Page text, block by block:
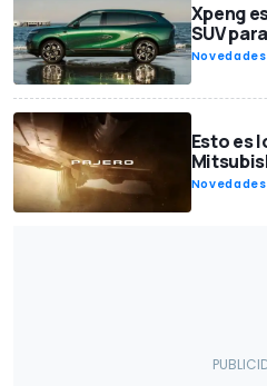
Ediciones especiales Fotos espía
Restyling Lifestyle Seguridad
Juguetes / Maquetas Esports y
Coches autónomos Carreras de
Vehículos comerciales
Premios
Comunicados Motor1.com
Xpeng
SUV
Novedades
Esto es
Novedades